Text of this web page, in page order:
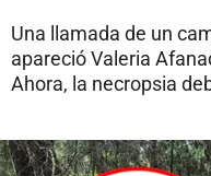
Una llamada de un
apareció Valeria
Ahora, la necropsia